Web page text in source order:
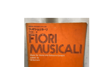
AGELS VERLAG KASSEL